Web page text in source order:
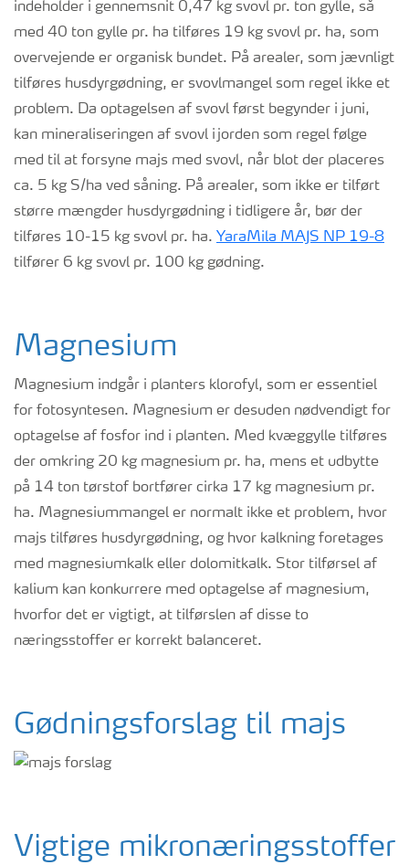
indeholder i gennemsnit 0,47 kg svovl pr. ton gylle, så
med 40 ton gylle pr. ha tilføres 19 kg svovl pr. ha, som
overvejende er organisk bundet. På arealer, som jævnligt
tilføres husdyrgødning, er svovlmangel som regel ikke et
problem. Da optagelsen af svovl først begynder i juni,
kan mineraliseringen af svovl i jorden som regel følge
med til at forsyne majs med svovl, når blot der placeres
ca. 5 kg S/ha ved såning. På arealer, som ikke er tilført
større mængder husdyrgødning i tidligere år, bør der
tilføres 10-15 kg svovl pr. ha. YaraMila MAJS NP 19-8
tilfører 6 kg svovl pr. 100 kg gødning.
Magnesium
Magnesium indgår i planters klorofyl, som er essentiel
for fotosyntesen. Magnesium er desuden nødvendigt for
optagelse af fosfor ind i planten. Med kvæggylle tilføres
der omkring 20 kg magnesium pr. ha, mens et udbytte
på 14 ton tørstof bortfører cirka 17 kg magnesium pr.
ha. Magnesiummangel er normalt ikke et problem, hvor
majs tilføres husdyrgødning, og hvor kalkning foretages
med magnesiumkalk eller dolomitkalk. Stor tilførsel af
kalium kan konkurrere med optagelse af magnesium,
hvorfor det er vigtigt, at tilførslen af disse to
næringsstoffer er korrekt balanceret.
Gødningsforslag til majs
Vigtige mikronæringsstoffer